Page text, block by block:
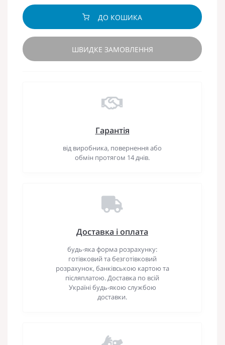
ДО КОШИКА
ШВИДКЕ ЗАМОВЛЕННЯ
Гарантія
від виробника, повернення або
обмін протягом 14 днів.
Доставка і оплата
будь-яка форма розрахунку:
готівковий та безготівковий
розрахунок, банківською картою та
післяплатою. Доставка по всій
Україні будь-якою службою
доставки.